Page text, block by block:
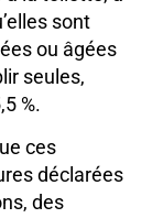
sont
ou âgées
seules,
%.
ces
déclarées
des